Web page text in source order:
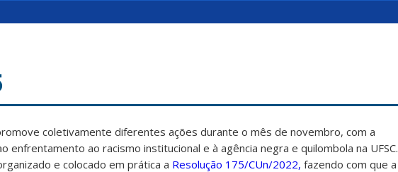
coletivamente diferentes ações durante o mês de novembro, com a
enfrentamento ao racismo institucional e à agência negra e quilombola na UFSC.
e colocado em prática a Resolução 175/CUn/2022, fazendo com que a